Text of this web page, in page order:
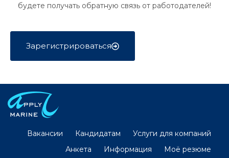
будете получать обратную связь от работодателей!
Зарегистрироваться
Вакансии Кандидатам
Услуги для компаний
Анкета
Информация
Моё резюме